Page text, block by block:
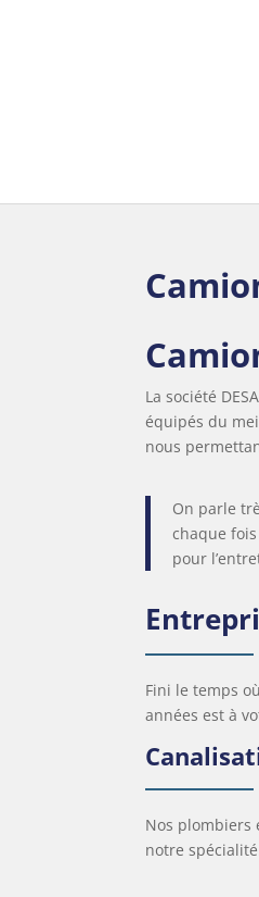
La société
équipés du
nous
On parle
chaque
pour
Fini le temps
années est à
Nos plombiers
notre